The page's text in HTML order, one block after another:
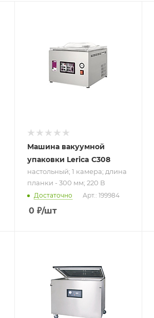
планки - 300 мм;
Машина вакуумной
упаковки Lerica C308
настольный; 1 камера; длина
планки - 300 мм; 220 В
Достаточно Арт.: 199984
0₽/шт
камера; длина
планки - 570x880